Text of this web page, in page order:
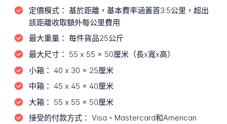
定價模式： 基於距離，基本費率涵蓋首3.5公里，超出
該距離收取額外每公里費用
最大重量： 每件貨品25公斤
最大尺寸： 55 x 55 x 50厘米（長x寬x高）
小箱： 40 x 30 x 25厘米
中箱： 45 x 45 x 40厘米
大箱： 55 x 55 x 50厘米
接受的付款方式： Visa、Mastercard和American